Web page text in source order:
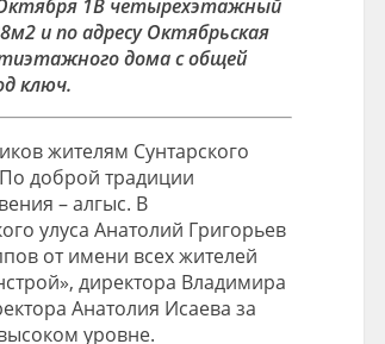
1В четырехэтажный
и по адресу Октябрьская
дома с общей
ключ.
жителям Сунтарского
доброй традиции
– алгыс. В
улуса Анатолий Григорьев
от имени всех жителей
директора Владимира
Анатолия Исаева за
уровне.